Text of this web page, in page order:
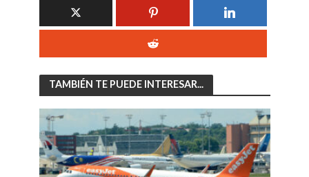
TAMBIÉN TE PUEDE INTERESAR...